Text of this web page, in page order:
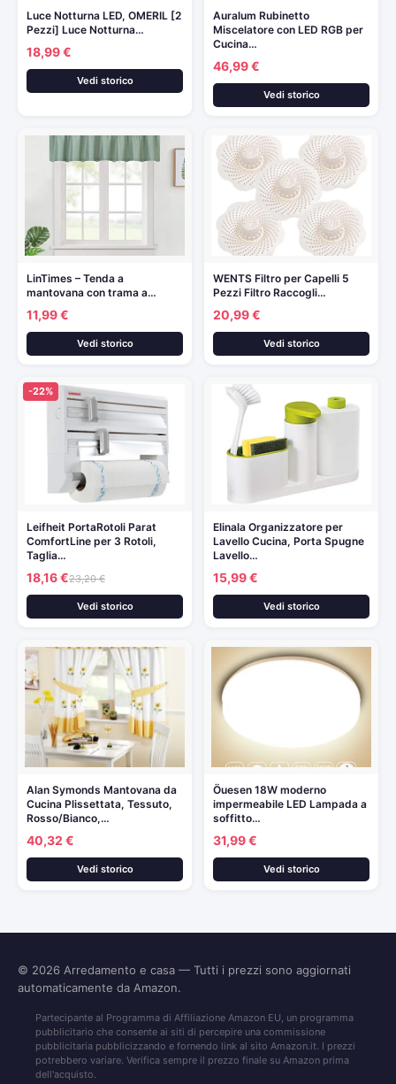
Luce Notturna LED, OMERIL [2
Pezzi] Luce Notturna…
18,99 €
Vedi storico
Auralum Rubinetto
Miscelatore con LED RGB per
Cucina…
46,99 €
Vedi storico
LinTimes – Tenda a
mantovana con trama a…
11,99 €
Vedi storico
WENTS Filtro per Capelli 5
Pezzi Filtro Raccogli…
20,99 €
Vedi storico
-22%
Leifheit PortaRotoli Parat
ComfortLine per 3 Rotoli,
Taglia…
18,16 €23,20 €
Vedi storico
Elinala Organizzatore per
Lavello Cucina, Porta Spugne
Lavello…
15,99 €
Vedi storico
Alan Symonds Mantovana da
Cucina Plissettata, Tessuto,
Rosso/Bianco,…
40,32 €
Vedi storico
Öuesen 18W moderno
impermeabile LED Lampada a
soffitto…
31,99 €
Vedi storico
© 2026 Arredamento e casa — Tutti i prezzi sono aggiornati
automaticamente da Amazon.
Partecipante al Programma di Affiliazione Amazon EU, un programma
pubblicitario che consente ai siti di percepire una commissione
pubblicitaria pubblicizzando e fornendo link al sito Amazon.it. I prezzi
potrebbero variare. Verifica sempre il prezzo finale su Amazon prima
dell'acquisto.